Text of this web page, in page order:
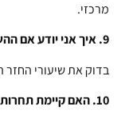
מרכזי.
9. איך אני יודע אם ההשקעה כדאית?
בדוק את שיעורי
10. האם קיימת תחרות רבה בשוק ה-P2P?